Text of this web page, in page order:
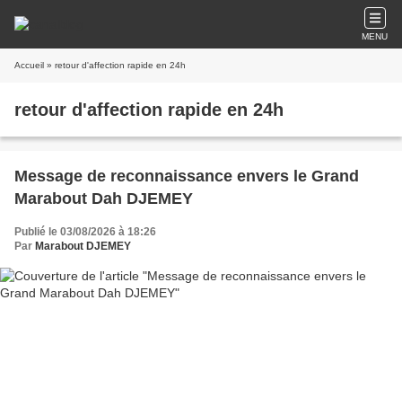
MENU
Accueil » retour d'affection rapide en 24h
retour d'affection rapide en 24h
Message de reconnaissance envers le Grand
Marabout Dah DJEMEY
Publié le 03/08/2026 à 18:26
Par Marabout DJEMEY